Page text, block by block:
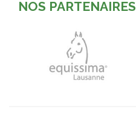
NOS PARTENAIRES